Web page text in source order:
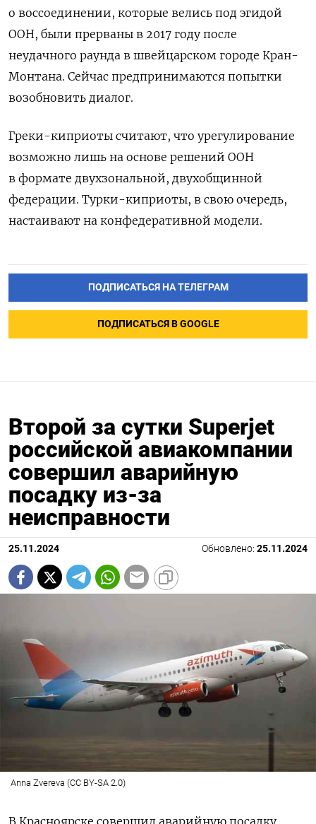
о воссоединении, которые велись под эгидой
ООН, были прерваны в 2017 году после
неудачного раунда в швейцарском городе Кран-
Монтана. Сейчас предпринимаются попытки
возобновить диалог.
Греки-киприоты считают, что урегулирование
возможно лишь на основе решений ООН
в формате двухзональной, двухобщинной
федерации. Турки-киприоты, в свою очередь,
настаивают на конфедеративной модели.
ПОДПИСАТЬСЯ НА ТЕЛЕГРАМ
ПОДПИСАТЬСЯ В GOOGLE
Второй за сутки Superjet
российской авиакомпании
совершил аварийную
посадку из-за
неисправности
25.11.2024 Обновлено: 25.11.2024
Anna Zvereva (CC BY-SA 2.0)